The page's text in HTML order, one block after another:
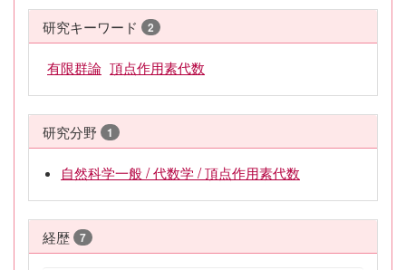
研究キーワード 2
有限群論 頂点作用素代数
研究分野 1
自然科学一般 / 代数学 / 頂点作用素代数
経歴 7